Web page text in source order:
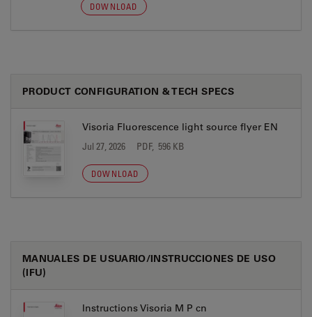
DOWNLOAD
PRODUCT CONFIGURATION & TECH SPECS
Visoria Fluorescence light source flyer EN
Jul 27, 2026 PDF, 596 KB
DOWNLOAD
MANUALES DE USUARIO/INSTRUCCIONES DE USO
(IFU)
Instructions Visoria M P cn